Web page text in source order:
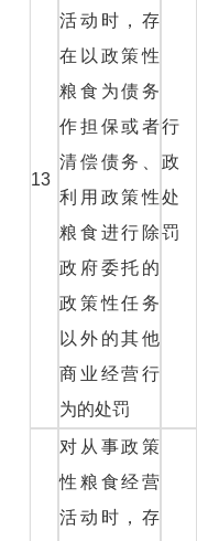
13
活动时，存
在以政策性
粮食为债务
作担保或者
清偿债务、
利用政策性
粮食进行除
政府委托的
政策性任务
以外的其他
商业经营行
为的处罚
行
政
处
罚
对从事政策
性粮食经营
活动时，存